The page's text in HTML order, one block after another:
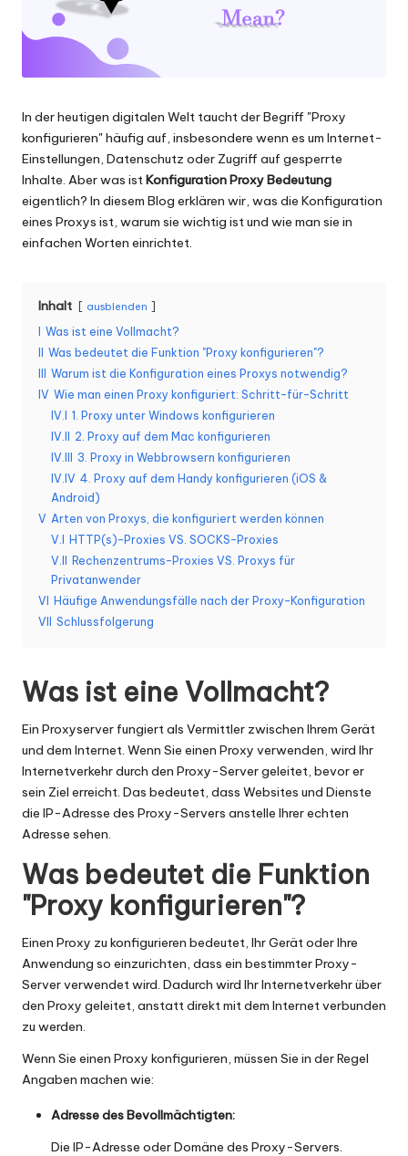
d
e
n
B
e
d
a
K
o
st
e
v
er
si
o
n
]
-
O
k
e
y
P
r
o
x
In der heutigen digitalen Welt taucht der Begriff "Proxy
konfigurieren" häufig auf, insbesondere wenn es um Internet-
Einstellungen, Datenschutz oder Zugriff auf gesperrte
Inhalte. Aber was istKonfiguration Proxy Bedeutung
eigentlich? In diesem Blog erklären wir, was die Konfiguration
eines Proxys ist, warum sie wichtig ist und wie man sie in
einfachen Worten einrichtet.
Inhalt ausblenden
I Was ist eine Vollmacht?
II Was bedeutet die Funktion "Proxy konfigurieren"?
III Warum ist die Konfiguration eines Proxys notwendig?
IV Wie man einen Proxy konfiguriert: Schritt-für-Schritt
IV.I 1. Proxy unter Windows konfigurieren
IV.II 2. Proxy auf dem Mac konfigurieren
IV.III 3. Proxy in Webbrowsern konfigurieren
IV.IV 4. Proxy auf dem Handy konfigurieren (iOS &
Android)
V Arten von Proxys, die konfiguriert werden können
V.I HTTP(s)-Proxies VS. SOCKS-Proxies
V.II Rechenzentrums-Proxies VS. Proxys für
Privatanwender
VI Häufige Anwendungsfälle nach der Proxy-Konfiguration
VII Schlussfolgerung
Was ist eine Vollmacht?
Ein Proxyserver fungiert als Vermittler zwischen Ihrem Gerät
und dem Internet. Wenn Sie einen Proxy verwenden, wird Ihr
Internetverkehr durch den Proxy-Server geleitet, bevor er
sein Ziel erreicht. Das bedeutet, dass Websites und Dienste
die IP-Adresse des Proxy-Servers anstelle Ihrer echten
Adresse sehen.
Was bedeutet die Funktion
"Proxy konfigurieren"?
Einen Proxy zu konfigurieren bedeutet, Ihr Gerät oder Ihre
Anwendung so einzurichten, dass ein bestimmter Proxy-
Server verwendet wird. Dadurch wird Ihr Internetverkehr über
den Proxy geleitet, anstatt direkt mit dem Internet verbunden
zu werden.
Wenn Sie einen Proxy konfigurieren, müssen Sie in der Regel
Angaben machen wie:
Adresse des Bevollmächtigten:
Die IP-Adresse oder Domäne des Proxy-Servers.